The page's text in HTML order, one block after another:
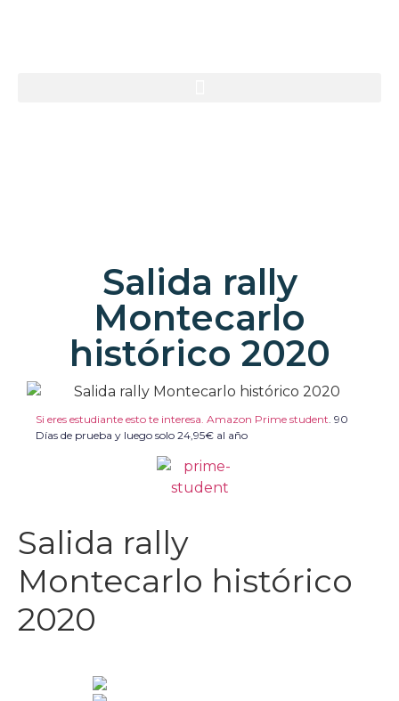
Salida rally
Montecarlo
histórico 2020
Si eres estudiante esto te interesa. Amazon Prime student 90
Días de prueba y luego solo 24,95€ al año
Salida rally
Montecarlo histórico
2020